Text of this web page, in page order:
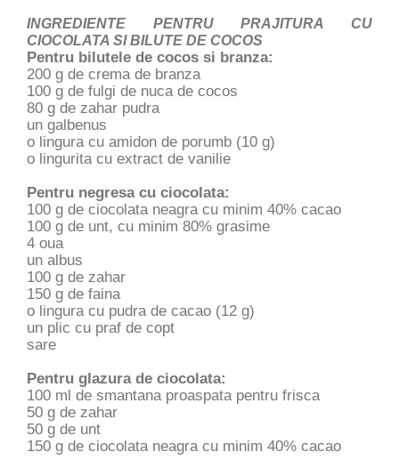
INGREDIENTE PENTRU PRAJITURA CU
CIOCOLATA SI BILUTE DE COCOS
Pentru bilutele de cocos si branza:
200 g de crema de branza
100 g de fulgi de nuca de cocos
80 g de zahar pudra
un galbenus
o lingura cu amidon de porumb (10 g)
o lingurita cu extract de vanilie
Pentru negresa cu ciocolata:
100 g de ciocolata neagra cu minim 40% cacao
100 g de unt, cu minim 80% grasime
4 oua
un albus
100 g de zahar
150 g de faina
o lingura cu pudra de cacao (12 g)
un plic cu praf de copt
sare
Pentru glazura de ciocolata:
100 ml de smantana proaspata pentru frisca
50 g de zahar
50 g de unt
150 g de ciocolata neagra cu minim 40% cacao